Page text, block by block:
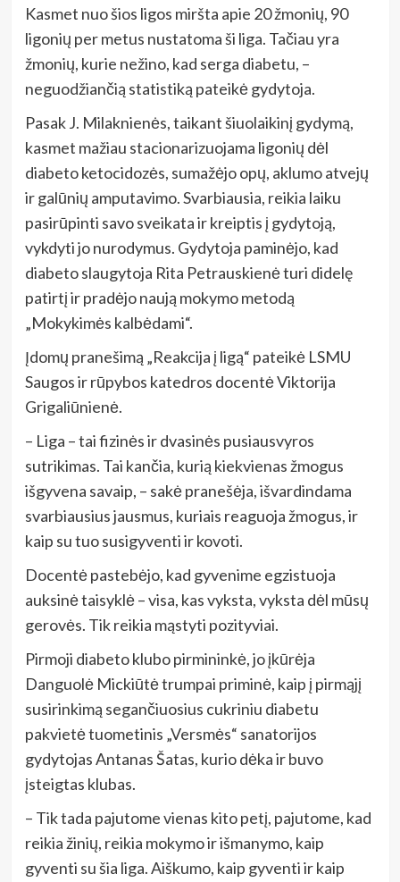
Kasmet nuo šios ligos miršta apie 20 žmonių, 90
ligonių per metus nustatoma ši liga. Tačiau yra
žmonių, kurie nežino, kad serga diabetu, –
neguodžiančią statistiką pateikė gydytoja.
Pasak J. Milaknienės, taikant šiuolaikinį gydymą,
kasmet mažiau stacionarizuojama ligonių dėl
diabeto ketocidozės, sumažėjo opų, aklumo atvejų
ir galūnių amputavimo. Svarbiausia, reikia laiku
pasirūpinti savo sveikata ir kreiptis į gydytoją,
vykdyti jo nurodymus. Gydytoja paminėjo, kad
diabeto slaugytoja Rita Petrauskienė turi didelę
patirtį ir pradėjo naują mokymo metodą
„Mokykimės kalbėdami“.
Įdomų pranešimą „Reakcija į ligą“ pateikė LSMU
Saugos ir rūpybos katedros docentė Viktorija
Grigaliūnienė.
– Liga – tai fizinės ir dvasinės pusiausvyros
sutrikimas. Tai kančia, kurią kiekvienas žmogus
išgyvena savaip, – sakė pranešėja, išvardindama
svarbiausius jausmus, kuriais reaguoja žmogus, ir
kaip su tuo susigyventi ir kovoti.
Docentė pastebėjo, kad gyvenime egzistuoja
auksinė taisyklė – visa, kas vyksta, vyksta dėl mūsų
gerovės. Tik reikia mąstyti pozityviai.
Pirmoji diabeto klubo pirmininkė, jo įkūrėja
Danguolė Mickiūtė trumpai priminė, kaip į pirmąjį
susirinkimą segančiuosius cukriniu diabetu
pakvietė tuometinis „Versmės“ sanatorijos
gydytojas Antanas Šatas, kurio dėka ir buvo
įsteigtas klubas.
– Tik tada pajutome vienas kito petį, pajutome, kad
reikia žinių, reikia mokymo ir išmanymo, kaip
gyventi su šia liga. Aiškumo, kaip gyventi ir kaip